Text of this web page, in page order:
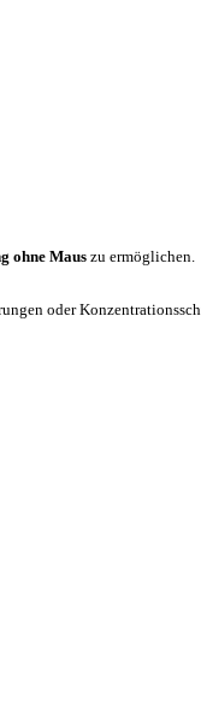
ohne Maus zu ermöglichen.
oder